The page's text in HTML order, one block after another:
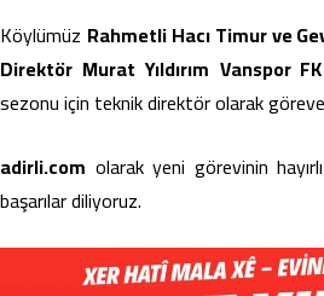
Köylümüz Rahmetli Hacı Timur ve
Direktör Murat Yıldırım Vanspor FK
sezonu için teknik direktör olarak göreve
adirli.com olarak yeni görevinin
başarılar diliyoruz.